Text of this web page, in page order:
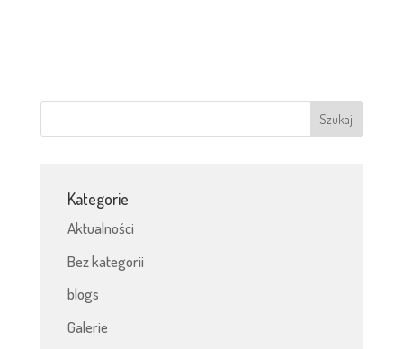
Kategorie
Aktualności
Bez kategorii
blogs
Galerie